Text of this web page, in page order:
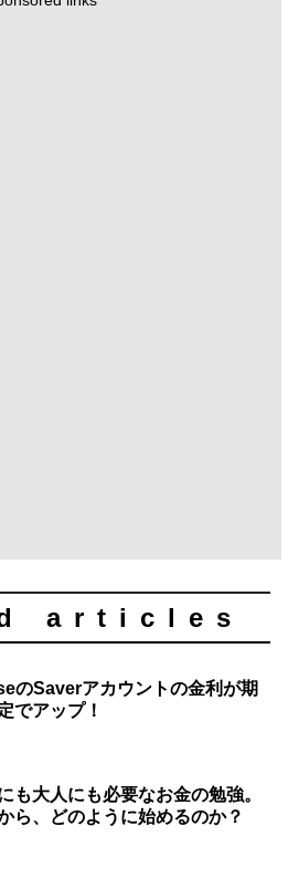
articles
のSaverアカウントの金利が期
でアップ！
も大人にも必要なお金の勉強。
ら、どのように始めるのか？